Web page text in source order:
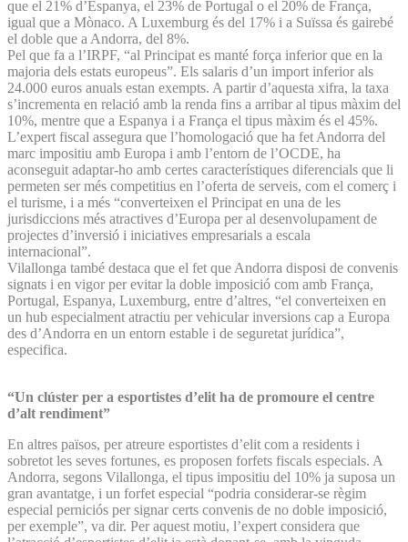
que el 21% d’Espanya, el 23% de Portugal o el 20% de França,
igual que a Mònaco. A Luxemburg és del 17% i a Suïssa és gairebé
el doble que a Andorra, del 8%.
Pel que fa a l’IRPF, “al Principat es manté força inferior que en la
majoria dels estats europeus”. Els salaris d’un import inferior als
24.000 euros anuals estan exempts. A partir d’aquesta xifra, la taxa
s’incrementa en relació amb la renda fins a arribar al tipus màxim del
10%, mentre que a Espanya i a França el tipus màxim és el 45%.
L’expert fiscal assegura que l’homologació que ha fet Andorra del
marc impositiu amb Europa i amb l’entorn de l’OCDE, ha
aconseguit adaptar-ho amb certes característiques diferencials que li
permeten ser més competitius en l’oferta de serveis, com el comerç i
el turisme, i a més “converteixen el Principat en una de les
jurisdiccions més atractives d’Europa per al desenvolupament de
projectes d’inversió i iniciatives empresarials a escala
internacional”.
Vilallonga també destaca que el fet que Andorra disposi de convenis
signats i en vigor per evitar la doble imposició com amb França,
Portugal, Espanya, Luxemburg, entre d’altres, “el converteixen en
un hub especialment atractiu per vehicular inversions cap a Europa
des d’Andorra en un entorn estable i de seguretat jurídica”,
especifica.
“Un clúster per a esportistes d’elit ha de promoure el centre
d’alt rendiment”
En altres països, per atreure esportistes d’elit com a residents i
sobretot les seves fortunes, es proposen forfets fiscals especials. A
Andorra, segons Vilallonga, el tipus impositiu del 10% ja suposa un
gran avantatge, i un forfet especial “podria considerar-se règim
especial perniciós per signar certs convenis de no doble imposició,
per exemple”, va dir. Per aquest motiu, l’expert considera que